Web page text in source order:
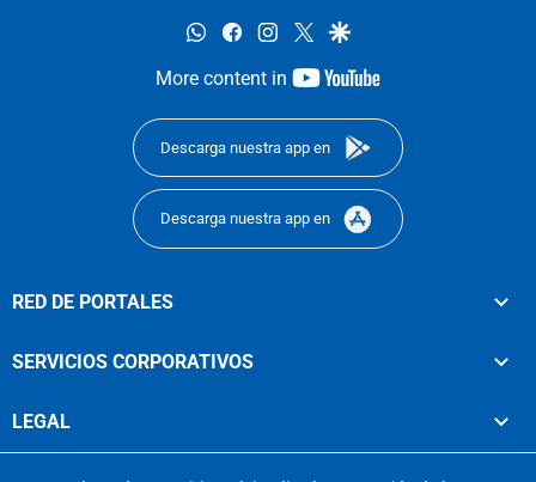
whatsappfacebookinstagram
twittergoogle
More content in
youtube-
Descarga nuestra app en
Descarga nuestra app en
RED DE PORTALES
SERVICIOS CORPORATIVOS
LEGAL